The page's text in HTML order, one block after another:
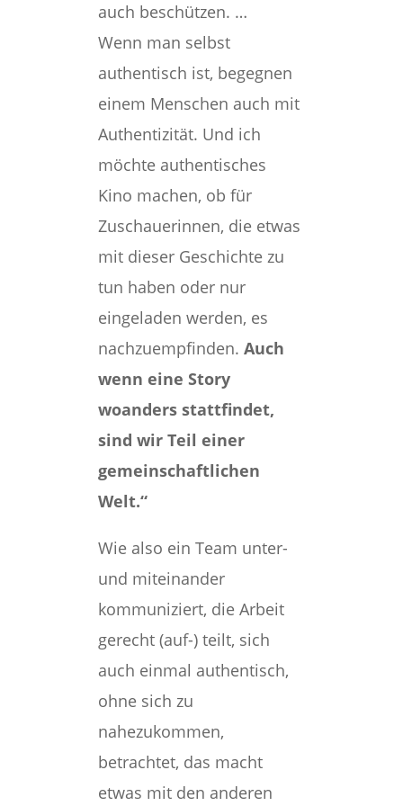
auch beschützen. …
Wenn man selbst
authentisch ist, begegnen
einem Menschen auch mit
Authentizität. Und ich
möchte authentisches
Kino machen, ob für
Zuschauerinnen, die etwas
mit dieser Geschichte zu
tun haben oder nur
eingeladen werden, es
nachzuempfinden.Auch
wenn eine Story
woanders stattfindet,
sind wir Teil einer
gemeinschaftlichen
Welt.“
Wie also ein Team unter-
und miteinander
kommuniziert, die Arbeit
gerecht (auf-) teilt, sich
auch einmal authentisch,
ohne sich zu
nahezukommen,
betrachtet, das macht
etwas mit den anderen